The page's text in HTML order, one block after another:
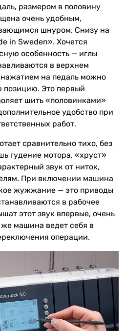
размером в половину
очень удобным,
шнуром. Снизу на
in Sweden». Хочется
особенность — иглы
в верхнем
на педаль можно
Это первый
шить «половинками»
удобство при
работ.
сравнительно тихо, без
гудение мотора, «хруст»
звук от ниток,
При включении машина
жужжание — это приводы
в рабочее
этот звук впервые, очень
машина ведет себя в
операции.